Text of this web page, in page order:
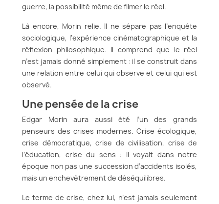
guerre, la possibilité même de filmer le réel.
Là encore, Morin relie. Il ne sépare pas l’enquête
sociologique, l’expérience cinématographique et la
réflexion philosophique. Il comprend que le réel
n’est jamais donné simplement : il se construit dans
une relation entre celui qui observe et celui qui est
observé.
Une pensée de la crise
Edgar Morin aura aussi été l’un des grands
penseurs des crises modernes. Crise écologique,
crise démocratique, crise de civilisation, crise de
l’éducation, crise du sens : il voyait dans notre
époque non pas une succession d’accidents isolés,
mais un enchevêtrement de déséquilibres.
Le terme de crise, chez lui, n’est jamais seulement